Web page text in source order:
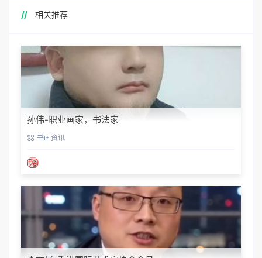
相关推荐
孙伟-职业画家，书法家
书画资讯